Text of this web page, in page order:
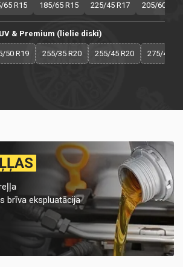
65 R15 185/65 R15 225/45 R17 205/60 R16
& Premium (lielie diski)
50 R19 255/35 R20 255/45 R20 275/40
brīva ekspluatācija